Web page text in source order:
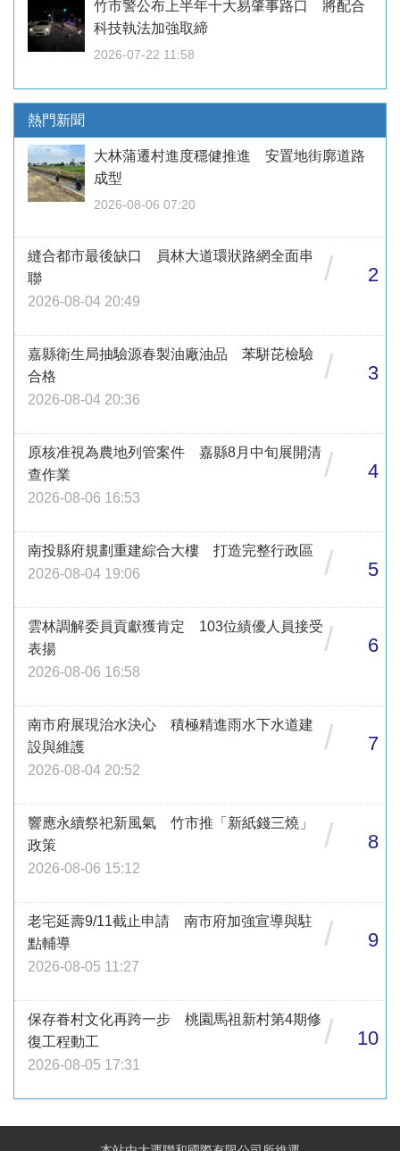
竹市警公布上半年十大易肇事路口 將配合
科技執法加強取締
2026-07-22 11:58
熱門新聞
大林蒲遷村進度穩健推進 安置地街廓道路
成型
2026-08-06 07:20
縫合都市最後缺口 員林大道環狀路網全面串
聯
2026-08-04 20:49
/ 2
嘉縣衛生局抽驗源春製油廠油品 苯駢芘檢驗
合格
2026-08-04 20:36
/ 3
原核准視為農地列管案件 嘉縣8月中旬展開清
查作業
2026-08-06 16:53
/ 4
南投縣府規劃重建綜合大樓 打造完整行政區
2026-08-04 19:06
/ 5
雲林調解委員貢獻獲肯定 103位績優人員接受
表揚
2026-08-06 16:58
/ 6
南市府展現治水決心 積極精進雨水下水道建
設與維護
2026-08-04 20:52
/ 7
響應永續祭祀新風氣 竹市推「新紙錢三燒」
政策
2026-08-06 15:12
/ 8
老宅延壽9/11截止申請 南市府加強宣導與駐
點輔導
2026-08-05 11:27
/ 9
保存眷村文化再跨一步 桃園馬祖新村第4期修
復工程動工
2026-08-05 17:31
/ 10